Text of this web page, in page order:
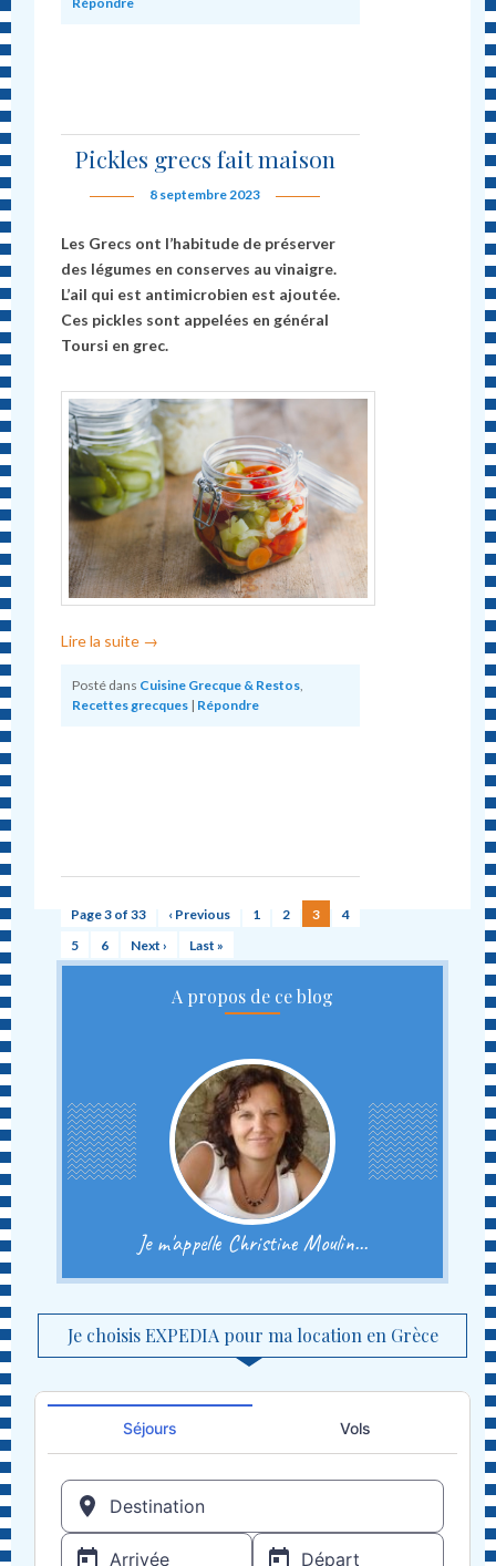
Pickles grecs fait maison
8 septembre 2023
Les Grecs ont l’habitude de préserver
des légumes en conserves au vinaigre.
L’ail qui est antimicrobien est ajoutée.
Ces pickles sont appelées en général
Toursi en grec.
Lire la suite →
Posté dans Cuisine Grecque & Restos,
Recettes grecques | Répondre
Page 3 of 33 ‹ Previous 1 2 3
4
5
6 Next › Last »
A propos de ce blog
Je m'appelle Christine Moulin...
Je choisis EXPEDIA pour ma location en Grèce